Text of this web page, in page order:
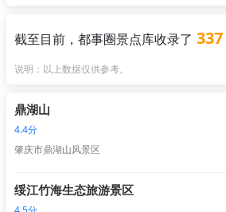
截至目前，都事圈景点库收录了 337
说明：以上数据仅供参考。
鼎湖山
4.4分
肇庆市鼎湖山风景区
绥江竹海生态旅游景区